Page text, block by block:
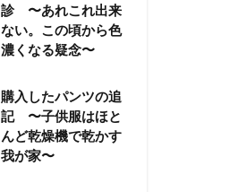
診 〜あれこれ出来
ない。この頃から色
濃くなる疑念〜
購入したパンツの追
記 〜子供服はほと
んど乾燥機で乾かす
我が家〜